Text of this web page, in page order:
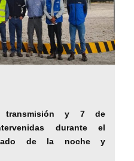
transmisión y 7 de
durante el
de la noche y